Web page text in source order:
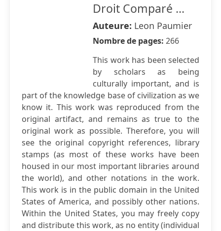
Droit Comparé ...
Auteure: Leon Paumier
Nombre de pages: 266
This work has been selected
by scholars as being
culturally important, and is
part of the knowledge base of civilization as we
know it. This work was reproduced from the
original artifact, and remains as true to the
original work as possible. Therefore, you will
see the original copyright references, library
stamps (as most of these works have been
housed in our most important libraries around
the world), and other notations in the work.
This work is in the public domain in the United
States of America, and possibly other nations.
Within the United States, you may freely copy
and distribute this work, as no entity (individual